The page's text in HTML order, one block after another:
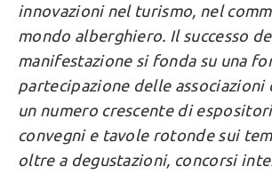
innovazioni nel turismo, nel
mondo alberghiero. Il successo
manifestazione si fonda su una
partecipazione delle associazioni
un numero crescente di
convegni e tavole rotonde sui
oltre a degustazioni, concorsi